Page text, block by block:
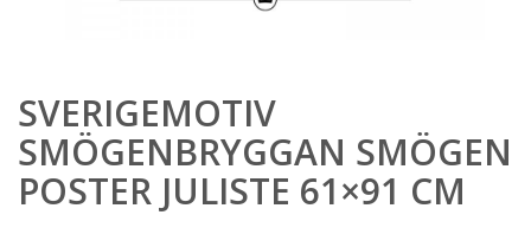
SVERIGEMOTIV
SMÖGENBRYGGAN SMÖGEN
POSTER JULISTE 61×91 CM